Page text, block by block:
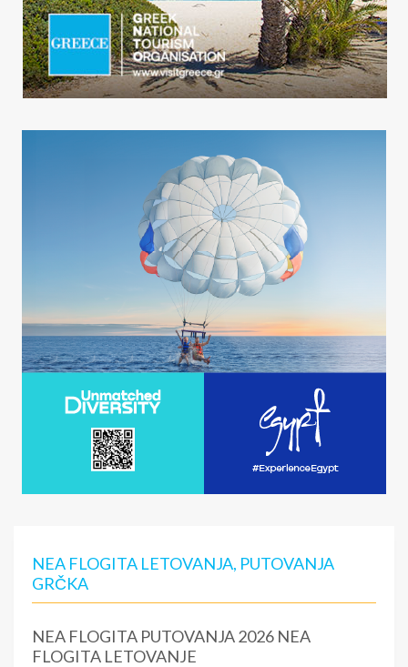
NEA FLOGITA LETOVANJA, PUTOVANJA
GRČKA
NEA FLOGITA PUTOVANJA 2026 NEA
FLOGITA LETOVANJE